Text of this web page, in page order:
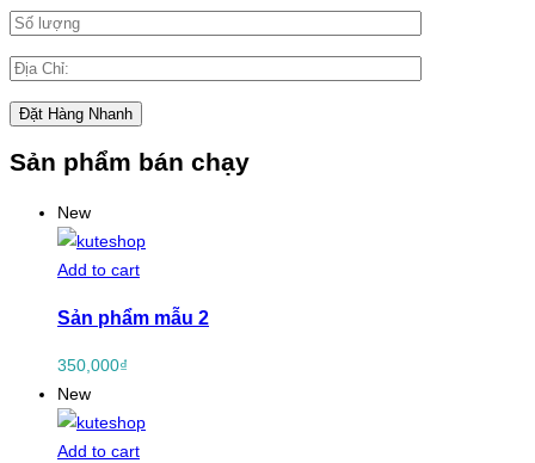
Sản phẩm bán chạy
New
Add to cart
Sản phẩm mẫu 2
350,000₫
New
Add to cart